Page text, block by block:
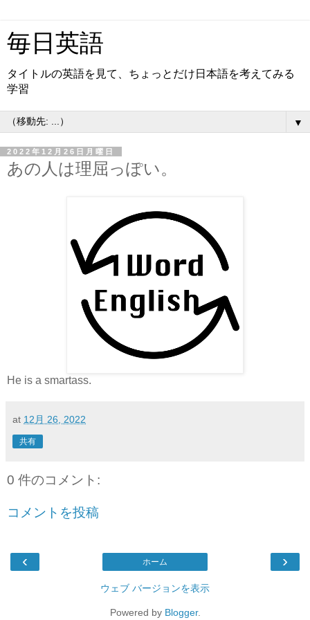
毎日英語
タイトルの英語を見て、ちょっとだけ日本語を考えてみる
学習
▼
2022年12月26日月曜日
あの人は理屈っぽい。
He is a smartass.
at 12月 26, 2022
共有
0 件のコメント:
コメントを投稿
‹ ›
ホーム
ウェブ バージョンを表示
Powered by Blogger.